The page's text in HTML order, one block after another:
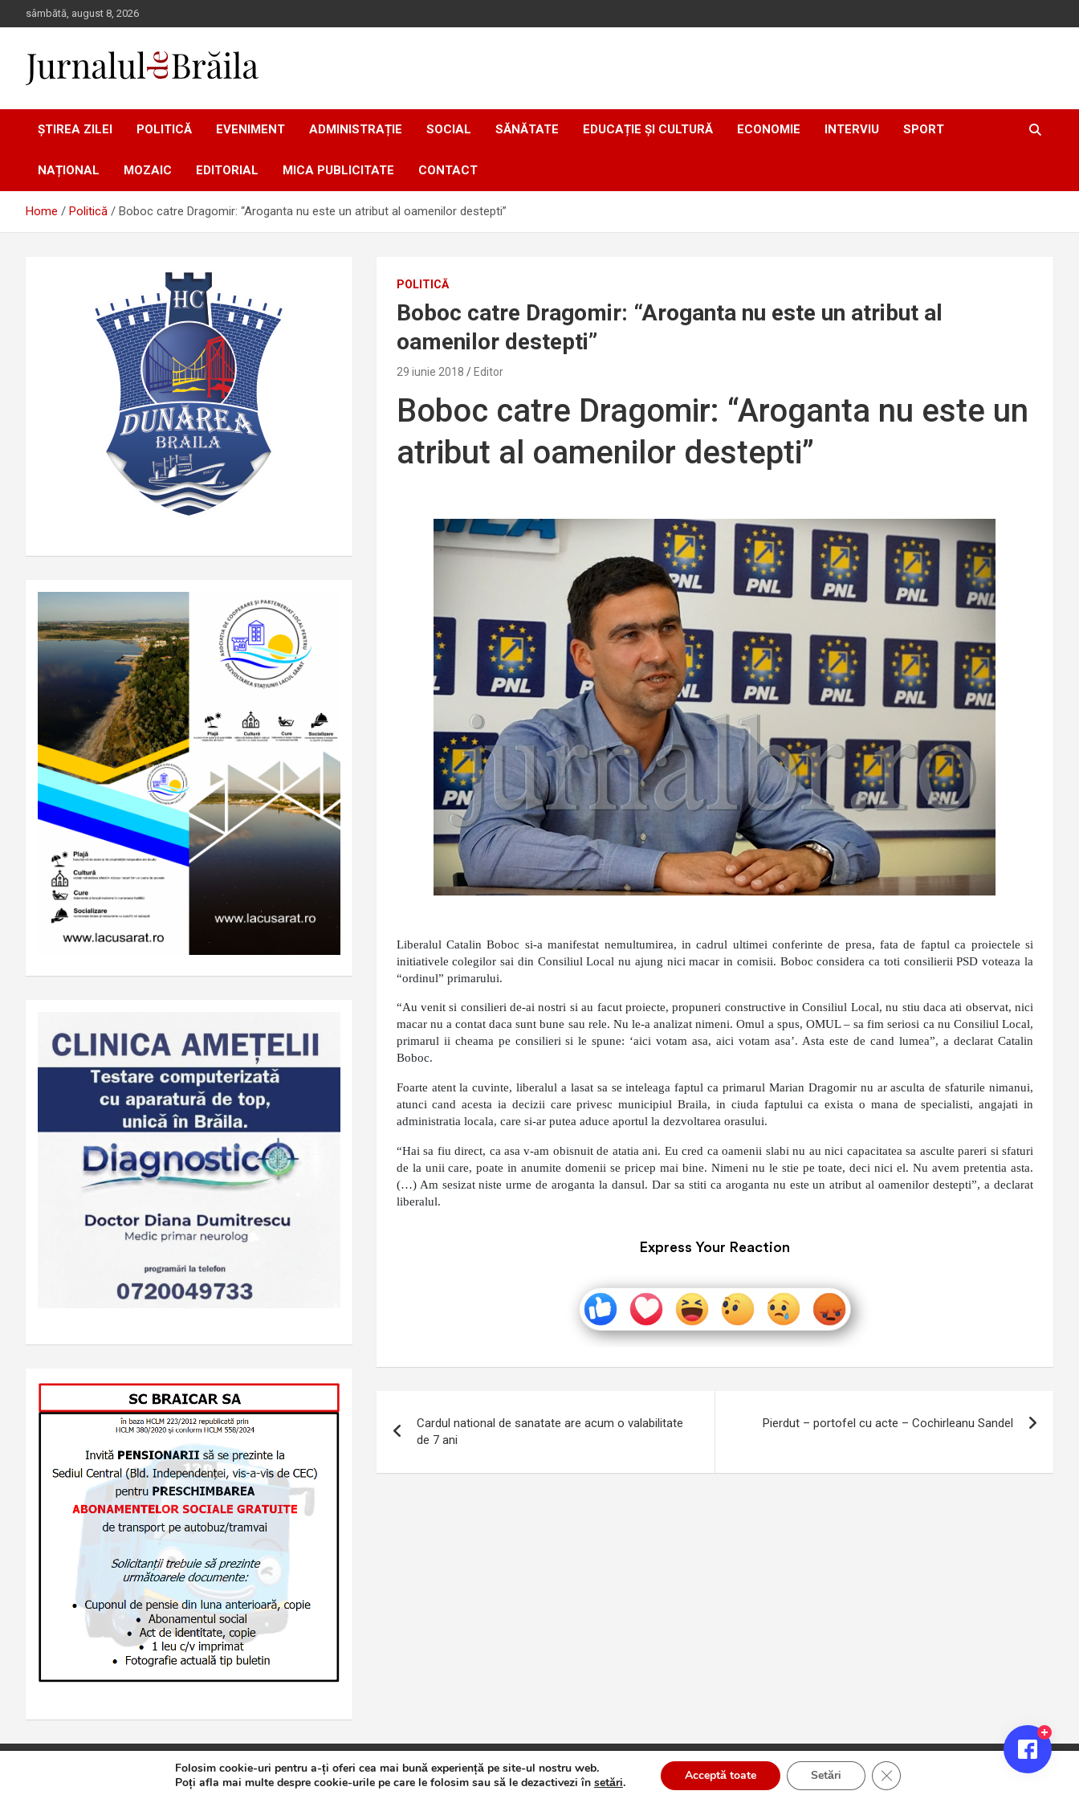
to
sâmbătă, august 8, 2026
Jurnalul de Brăila
ȘTIREA ZILEI POLITICĂ EVENIMENT ADMINISTRAȚIE SOCIAL SĂNĂTATE EDUCAȚIE ȘI CULTURĂ ECONOMIE INTERVIU SPORT
NAȚIONAL MOZAIC EDITORIAL MICA PUBLICITATE CONTACT
Home Politică Boboc catre Dragomir: “Aroganta nu este un atribut al oamenilor destepti”
POLITICĂ
Boboc catre Dragomir: “Aroganta nu este un atribut al
oamenilor destepti”
29 iunie 2018 Editor
Boboc catre Dragomir: “Aroganta nu este un
atribut al oamenilor destepti”
Liberalul Catalin Boboc si-a manifestat nemultumirea, in cadrul ultimei conferinte de presa, fata de faptul ca proiectele si
initiativele colegilor sai din Consiliul Local nu ajung nici macar in comisii. Boboc considera ca toti consilierii PSD voteaza la
“ordinul” primarului.
“Au venit si consilieri de-ai nostri si au facut proiecte, propuneri constructive in Consiliul Local, nu stiu daca ati observat, nici
macar nu a contat daca sunt bune sau rele. Nu le-a analizat nimeni. Omul a spus, OMUL – sa fim seriosi ca nu Consiliul Local,
primarul ii cheama pe consilieri si le spune: ‘aici votam asa, aici votam asa’. Asta este de cand lumea”, a declarat Catalin
Boboc.
Foarte atent la cuvinte, liberalul a lasat sa se inteleaga faptul ca primarul Marian Dragomir nu ar asculta de sfaturile nimanui,
atunci cand acesta ia decizii care privesc municipiul Braila, in ciuda faptului ca exista o mana de specialisti, angajati in
administratia locala, care si-ar putea aduce aportul la dezvoltarea orasului.
“Hai sa fiu direct, ca asa v-am obisnuit de atatia ani. Eu cred ca oamenii slabi nu au nici capacitatea sa asculte pareri si sfaturi
de la unii care, poate in anumite domenii se pricep mai bine. Nimeni nu le stie pe toate, deci nici el. Nu avem pretentia asta.
(…) Am sesizat niste urme de aroganta la dansul. Dar sa stiti ca aroganta nu este un atribut al oamenilor destepti”, a declarat
liberalul.
Express Your Reaction
în
articole
Cardul national de sanatate are acum o valabilitate
de 7 ani
Pierdut – portofel cu acte – Cochirleanu Sandel
Jurnalul de Brăila Politică de confidențialitate Theme by:Theme Horse Proudly Powered by: WordPress
Folosim cookie-uri pentru a-ți oferi cea mai bună experiență pe site-ul nostru web.
Poți afla mai multe despre cookie-urile pe care le folosim sau să le dezactivezi în setări. Acceptă toate Setări Close GDPR Cookie Banner